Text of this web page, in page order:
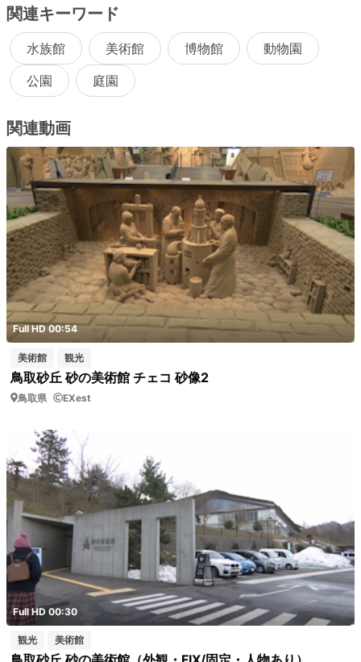
関連キーワード
水族館 美術館 博物館
動物園
公園
庭園
関連動画
Full HD 00:54
美術館 観光
鳥取砂丘 砂の美術館 チェコ 砂像2
鳥取県 EXest
Full HD 00:30
観光 美術館